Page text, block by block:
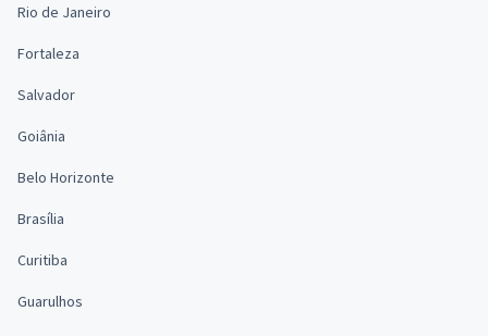
Rio de Janeiro
Fortaleza
Salvador
Goiânia
Belo Horizonte
Brasília
Curitiba
Guarulhos